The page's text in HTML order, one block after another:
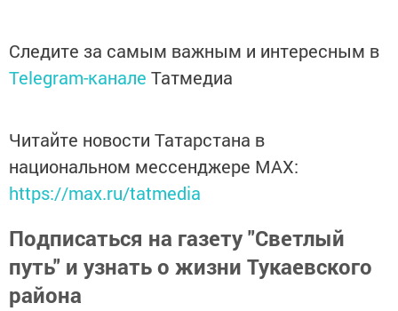
Следите за самым важным и интересным в
Telegram-канале Татмедиа
Читайте новости Татарстана в
национальном мессенджере MАХ:
https://max.ru/tatmedia
Подписаться на газету "Светлый
путь" и узнать о жизни Тукаевского
района